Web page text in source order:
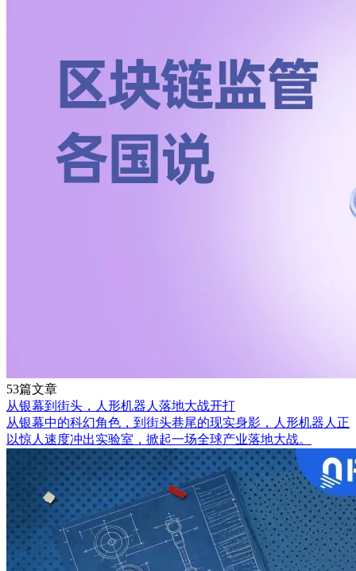
53篇文章
从银幕到街头，人形机器人落地大战开打
从银幕中的科幻角色，到街头巷尾的现实身影，人形机器人正
以惊人速度冲出实验室，掀起一场全球产业落地大战。